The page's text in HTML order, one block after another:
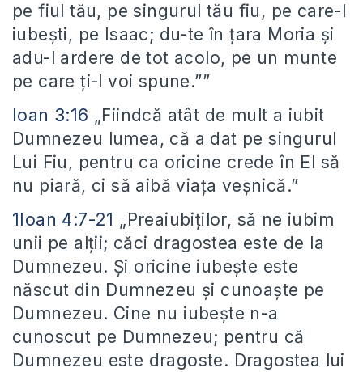
pe fiul tău, pe singurul tău fiu, pe care-l
iubeşti, pe Isaac; du-te în ţara Moria şi
adu-l ardere de tot acolo, pe un munte
pe care ţi-l voi spune.””
Ioan 3:16 „Fiindcă atât de mult a iubit
Dumnezeu lumea, că a dat pe singurul
Lui Fiu, pentru ca oricine crede în El să
nu piară, ci să aibă viaţa veşnică.”
1Ioan 4:7-21 „Preaiubiţilor, să ne iubim
unii pe alţii; căci dragostea este de la
Dumnezeu. Şi oricine iubeşte este
născut din Dumnezeu şi cunoaşte pe
Dumnezeu. Cine nu iubeşte n-a
cunoscut pe Dumnezeu; pentru că
Dumnezeu este dragoste. Dragostea lui